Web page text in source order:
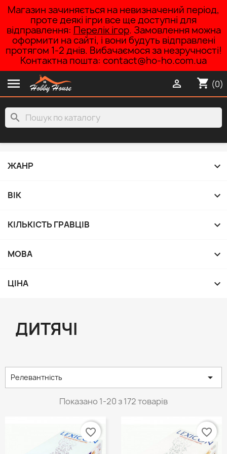
Магазин зачиняється на невизначений період,
проте деякі ігри все ще доступні для
відправлення: Перелік ігор. Замовлення можна
оформити на сайті, і вони будуть відправлені
протягом 1-2 днів. Вибачаємося за незручності!
Контактна пошта: contact@ho-ho.com.ua
 shopping_cart (0)

search
ЖАНР 
ВІК 
КІЛЬКІСТЬ ГРАВЦІВ 
МОВА 
ЦІНА 
ДИТЯЧІ
Релевантність 
Показано 1-20 з 172 товарів
favorite_border favorite_border